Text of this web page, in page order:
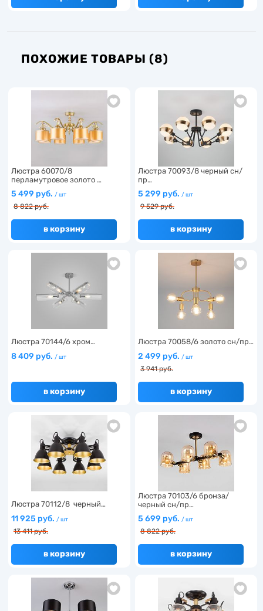
ПОХОЖИЕ ТОВАРЫ (8)
Люстра 60070/8
перламутровое золото …
5 499 руб. / шт
8 822 руб.
в корзину
Люстра 70093/8 черный сн/
пр…
5 299 руб. / шт
9 529 руб.
в корзину
Люстра 70144/6 хром…
8 409 руб. / шт
в корзину
Люстра 70058/6 золото сн/пр…
2 499 руб. / шт
3 941 руб.
в корзину
Люстра 70112/8 черный…
11 925 руб. / шт
13 411 руб.
в корзину
Люстра 70103/6 бронза/
черный сн/пр…
5 699 руб. / шт
8 822 руб.
в корзину